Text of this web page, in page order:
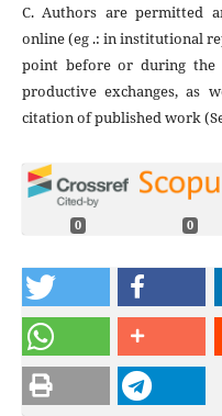
C. Authors are permitted
online (eg .: in institutional
point before or during the
productive exchanges, as
citation of published work
0 0